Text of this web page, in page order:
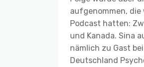
aufgenommen, die
Podcast hatten:
und Kanada. Sina
nämlich zu Gast
Deutschland